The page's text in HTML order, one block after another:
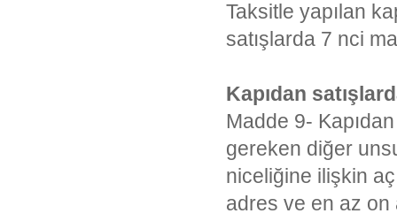
Taksitle yapılan
satışlarda 7 nci
Kapıdan
Madde 9-
gereken diğer
niceliğine ilişkin
adres ve en az on